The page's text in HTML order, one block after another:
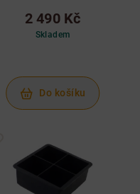
2 490 Kč
Skladem
Do košíku